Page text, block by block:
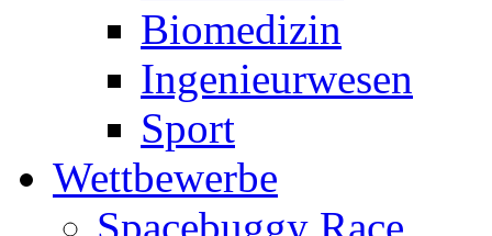
Biomedizin
Ingenieurwesen
Sport
Wettbewerbe